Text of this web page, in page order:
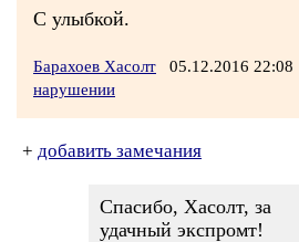
С улыбкой.
Барахоев Хасолт 05.12.2016 22:08
нарушении
+ добавить замечания
Спасибо, Хасолт, за
удачный экспромт!